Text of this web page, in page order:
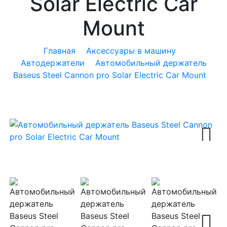
Mount
Главная
Аксессуары в машину
Автодержатели
Автомобильный держатель
Baseus Steel Cannon pro Solar Electric Car Mount